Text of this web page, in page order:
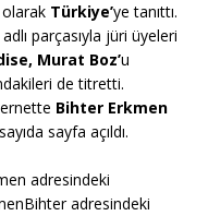
olarak Türkiye’ye tanıttı.
adlı parçasıyla jüri üyeleri
Murat Boz’u
de titretti.
Bihter Erkmen
sayfa açıldı.
adresindeki
adresindeki